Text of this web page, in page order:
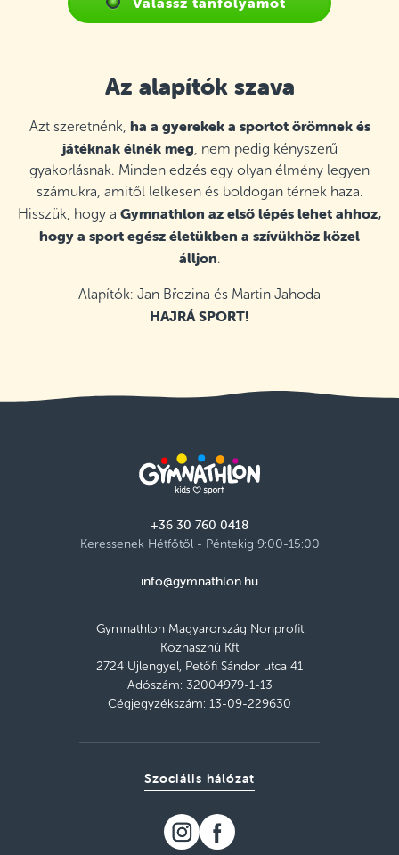
Az alapítók szava
Azt szeretnénk, ha a gyerekek a sportot örömnek és
játéknak élnék meg, nem pedig kényszerű
gyakorlásnak. Minden edzés egy olyan élmény legyen
számukra, amitől lelkesen és boldogan térnek haza.
Hisszük, hogy a Gymnathlon az első lépés lehet ahhoz,
hogy a sport egész életükben a szívükhöz közel
álljon.
Alapítók: Jan Březina és Martin Jahoda
HAJRÁ SPORT!
+36 30 760 0418
Keressenek Hétfőtől - Péntekig 9:00-15:00
info@gymnathlon.hu
Gymnathlon Magyarország Nonprofit
Közhasznú Kft
2724 Újlengyel, Petőfi Sándor utca 41
Adószám: 32004979-1-13
Cégjegyzékszám: 13-09-229630
Szociális hálózat